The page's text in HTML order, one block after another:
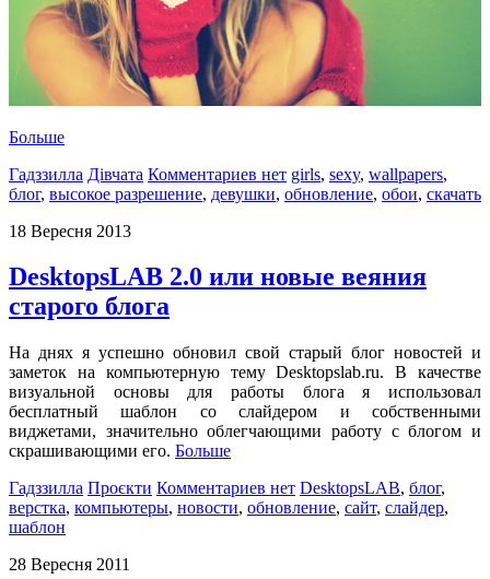
Больше
Гадззилла Дівчата Комментариев нет girls, sexy, wallpapers,
блог, высокое разрешение, девушки, обновление, обои, скачать
18 Вересня 2013
DesktopsLAB 2.0 или новые веяния
старого блога
На днях я успешно обновил свой старый блог новостей и
заметок на компьютерную тему Desktopslab.ru. В качестве
визуальной основы для работы блога я использовал
бесплатный шаблон со слайдером и собственными
виджетами, значительно облегчающими работу с блогом и
скрашивающими его. Больше
Гадззилла Проєкти Комментариев нет DesktopsLAB, блог,
верстка, компьютеры, новости, обновление, сайт, слайдер,
шаблон
28 Вересня 2011